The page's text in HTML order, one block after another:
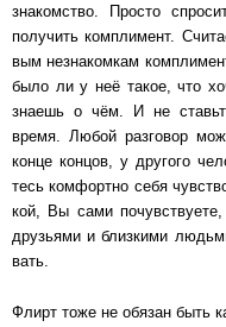
зна­ком­с­т­во. Просто
получить комп­ли­мент.
вым нез­на­ком­кам
было ли у неё та­кое, что
зна­ешь о чём. И не
время. Любой раз­го­вор
кон­це кон­цов, у дру­го­го
тесь ком­форт­но себя
кой, Вы сами
друзь­я­ми и близ­ки­ми
вать.
Флирт тоже не обязан быть